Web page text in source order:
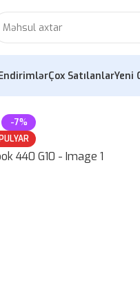
Çox SatılanlarYeni
440 G10
-7%